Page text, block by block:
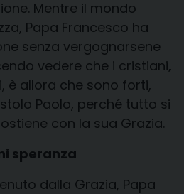
Mentre il mondo
Papa Francesco ha
senza vergognarsene
vedere che i cristiani,
è allora che sono forti,
Paolo, perché tutto si
con la sua Grazia.
speranza
dalla Grazia, Papa